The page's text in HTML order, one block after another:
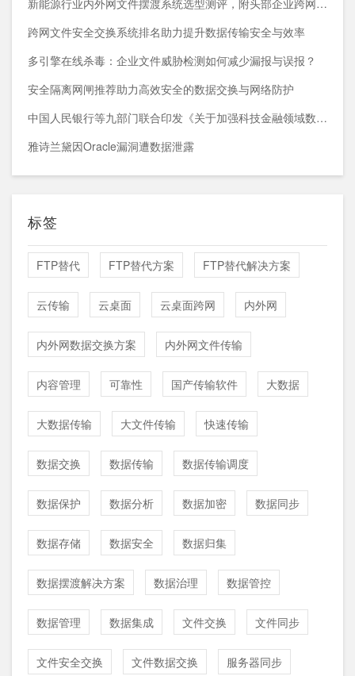
新能源行业内外网文件摆渡系统选型测评，附头部企业跨网部署案例
跨网文件安全交换系统排名助力提升数据传输安全与效率
多引擎在线杀毒：企业文件威胁检测如何减少漏报与误报？
安全隔离网闸推荐助力高效安全的数据交换与网络防护
中国人民银行等九部门联合印发《关于加强科技金融领域数据开发利用的通知》
雅诗兰黛因Oracle漏洞遭数据泄露
标签
FTP替代 FTP替代方案 FTP替代解决方案
云传输 云桌面 云桌面跨网 内外网
内外网数据交换方案 内外网文件传输
内容管理 可靠性 国产传输软件 大数据
大数据传输 大文件传输 快速传输
数据交换 数据传输 数据传输调度
数据保护 数据分析 数据加密 数据同步
数据存储 数据安全 数据归集
数据摆渡解决方案 数据治理 数据管控
数据管理 数据集成 文件交换 文件同步
文件安全交换 文件数据交换 服务器同步